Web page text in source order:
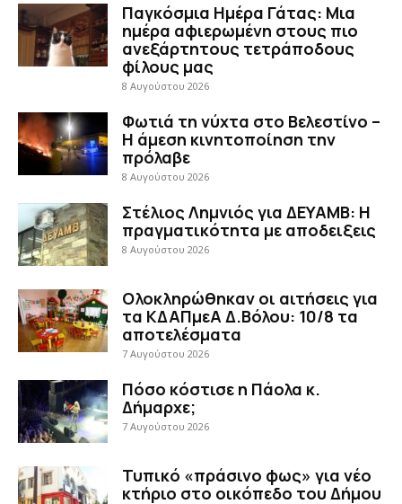
Παγκόσμια Ημέρα Γάτας: Μια
ημέρα αφιερωμένη στους πιο
ανεξάρτητους τετράποδους
φίλους μας
8 Αυγούστου 2026
Φωτιά τη νύχτα στο Βελεστίνο –
Η άμεση κινητοποίηση την
πρόλαβε
8 Αυγούστου 2026
Στέλιος Λημνιός για ΔΕΥΑΜΒ: Η
πραγματικότητα με αποδειξεις
8 Αυγούστου 2026
Ολοκληρώθηκαν οι αιτήσεις για
τα ΚΔΑΠμεΑ Δ.Βόλου: 10/8 τα
αποτελέσματα
7 Αυγούστου 2026
Πόσο κόστισε η Πάολα κ.
Δήμαρχε;
7 Αυγούστου 2026
Τυπικό «πράσινο φως» για νέο
κτήριο στο οικόπεδο του Δήμου